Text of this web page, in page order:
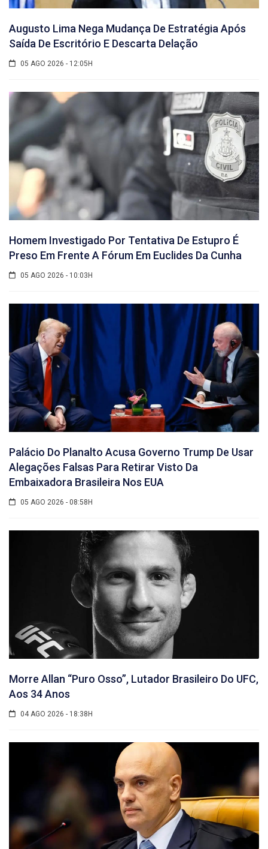
Augusto Lima Nega Mudança De Estratégia Após
Saída De Escritório E Descarta Delação
05 AGO 2026 - 12:05H
Homem Investigado Por Tentativa De Estupro É
Preso Em Frente A Fórum Em Euclides Da Cunha
05 AGO 2026 - 10:03H
Palácio Do Planalto Acusa Governo Trump De Usar
Alegações Falsas Para Retirar Visto Da
Embaixadora Brasileira Nos EUA
05 AGO 2026 - 08:58H
Morre Allan “Puro Osso”, Lutador Brasileiro Do UFC,
Aos 34 Anos
04 AGO 2026 - 18:38H